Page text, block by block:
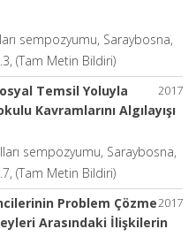
sempozyumu, Saraybosna,
(Tam Metin Bildiri)
2017
Temsil Yoluyla
Kavramlarını Algılayışı
sempozyumu, Saraybosna,
(Tam Metin Bildiri)
2017
Problem Çözme
Arasındaki İlişkilerin